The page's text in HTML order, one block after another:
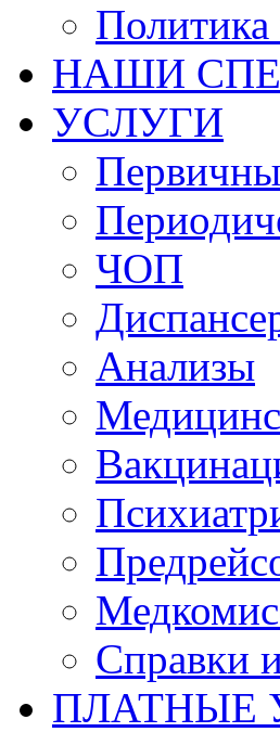
НАШИ
УСЛУГИ
ЧОП
Анализы
Справки
ПЛАТНЫЕ